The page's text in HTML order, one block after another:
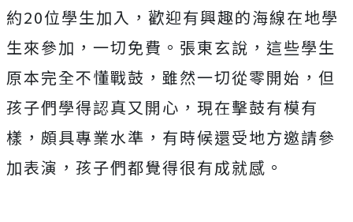
約20位學生加入，歡迎有興趣的海線在地學
生來參加，一切免費。張東玄說，這些學生
原本完全不懂戰鼓，雖然一切從零開始，但
孩子們學得認真又開心，現在擊鼓有模有
樣，頗具專業水準，有時候還受地方邀請參
加表演，孩子們都覺得很有成就感。